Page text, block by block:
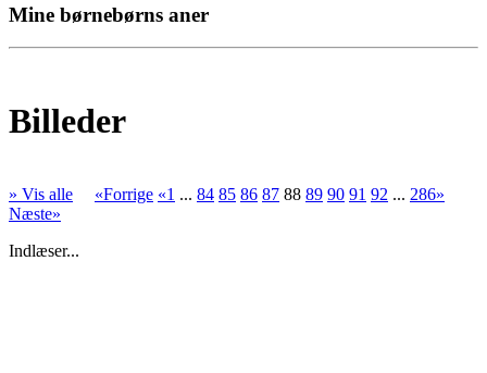
Mine børnebørns aner
Billeder
» Vis alle «Forrige «1 ... 84 85 86 87 88 89 90 91 92 ... 286»
Næste»
Indlæser...